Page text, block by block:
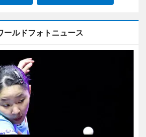
ールドフォトニュース